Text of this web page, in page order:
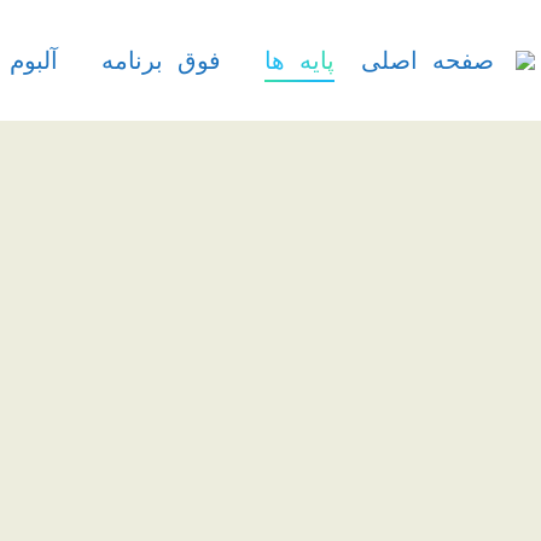
صفحه اصلی پایه ها فوق برنامه آلبوم